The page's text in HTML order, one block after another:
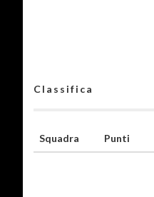
Classifica
Squadra Punti